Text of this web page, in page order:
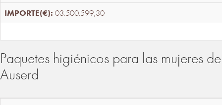
03.500.599,30
Paquetes higiénicos para las mujeres
Auserd